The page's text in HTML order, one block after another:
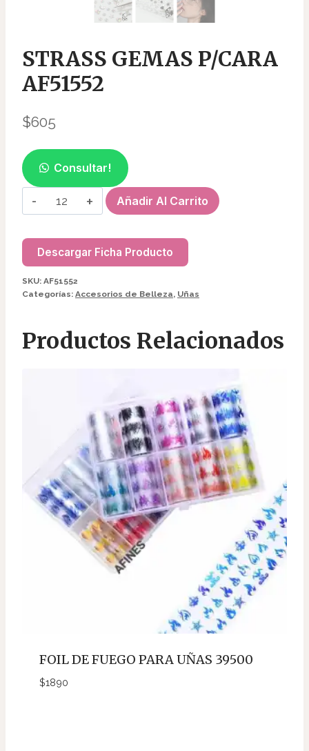
STRASS GEMAS P/CARA
AF51552
$605
Consultar!
STRASS
GEMAS
AF51552
cantidad
Añadir Al Carrito
Descargar Ficha Producto
SKU: AF51552
Categorías: Accesorios de Belleza, Uñas
Productos Relacionados
FOIL DE FUEGO PARA UÑAS 39500
$1890